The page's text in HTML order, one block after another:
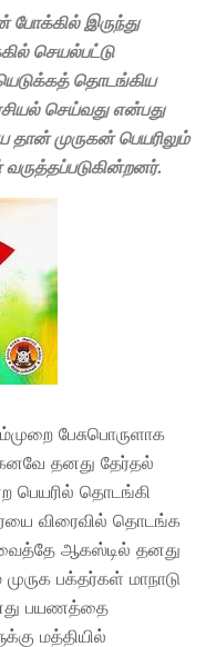
இருந்து
செயல்பட்டு
தொடங்கிய
செய்வது என்பது
தான் முருகன் பெயரிலும்
பேசுபொருளாக
தனது தேர்தல்
பெயரில் தொடங்கி
விரைவில் தொடங்க
ஆகஸ்டில் தனது
பக்தர்கள் மாநாடு
பயணத்தை
மத்தியில்